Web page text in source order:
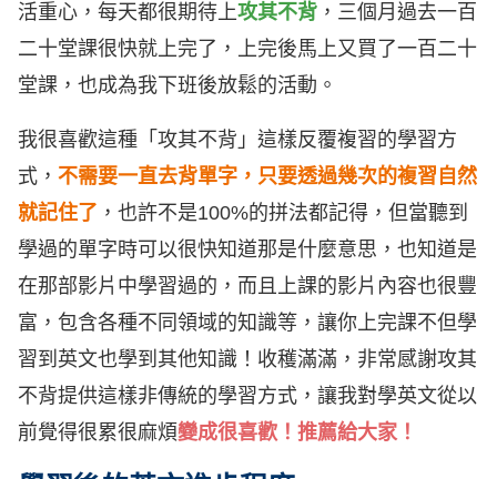
活重心，每天都很期待上攻其不背 ，三個月過去一百
二十堂課很快就上完了，上完後馬上又買了一百二十
堂課，也成為我下班後放鬆的活動。
我很喜歡這種「攻其不背」這樣反覆複習的學習方
式， 不需要一直去背單字，只要透過幾次的複習自然
就記住了 ，也許不是100%的拼法都記得，但當聽到
學過的單字時可以很快知道那是什麼意思，也知道是
在那部影片中學習過的，而且上課的影片內容也很豐
富，包含各種不同領域的知識等，讓你上完課不但學
習到英文也學到其他知識！收穫滿滿，非常感謝攻其
不背提供這樣非傳統的學習方式，讓我對學英文從以
前覺得很累很麻煩變成很喜歡！推薦給大家！